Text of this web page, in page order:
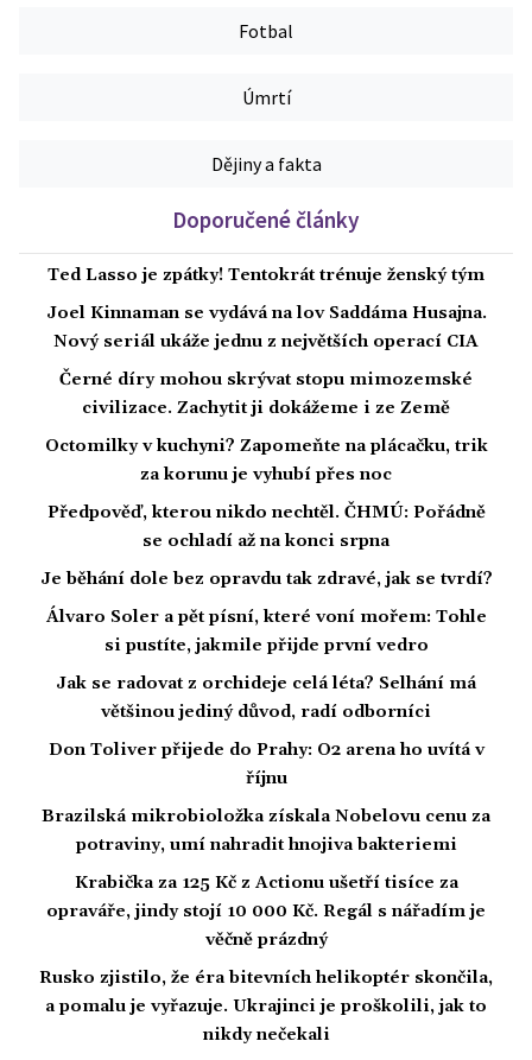
Fotbal
Úmrtí
Dějiny a fakta
Doporučené články
Ted Lasso je zpátky! Tentokrát trénuje ženský tým
Joel Kinnaman se vydává na lov Saddáma Husajna.
Nový seriál ukáže jednu z největších operací CIA
Černé díry mohou skrývat stopu mimozemské
civilizace. Zachytit ji dokážeme i ze Země
Octomilky v kuchyni? Zapomeňte na plácačku, trik
za korunu je vyhubí přes noc
Předpověď, kterou nikdo nechtěl. ČHMÚ: Pořádně
se ochladí až na konci srpna
Je běhání dole bez opravdu tak zdravé, jak se tvrdí?
Álvaro Soler a pět písní, které voní mořem: Tohle
si pustíte, jakmile přijde první vedro
Jak se radovat z orchideje celá léta? Selhání má
většinou jediný důvod, radí odborníci
Don Toliver přijede do Prahy: O2 arena ho uvítá v
říjnu
Brazilská mikrobioložka získala Nobelovu cenu za
potraviny, umí nahradit hnojiva bakteriemi
Krabička za 125 Kč z Actionu ušetří tisíce za
opraváře, jindy stojí 10 000 Kč. Regál s nářadím je
věčně prázdný
Rusko zjistilo, že éra bitevních helikoptér skončila,
a pomalu je vyřazuje. Ukrajinci je proškolili, jak to
nikdy nečekali